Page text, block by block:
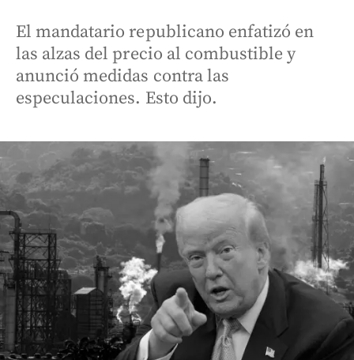
El mandatario republicano enfatizó en
las alzas del precio al combustible y
anunció medidas contra las
especulaciones. Esto dijo.